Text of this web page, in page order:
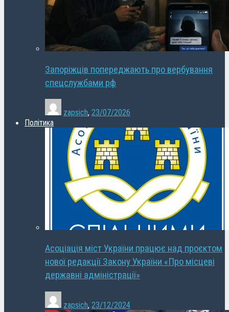
Запоріжців попереджають про вербування
спецслужбами рф
zapsich, 23/07/2026
Політика
Асоціація міст України працює над проєктом
нової редакції Закону України «Про місцеві
державні адміністрації»
zapsich, 23/12/2024